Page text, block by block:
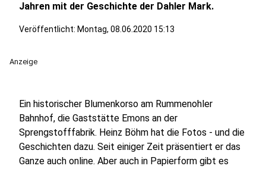
Jahren mit der Geschichte der Dahler Mark.
Veröffentlicht: Montag, 08.06.2020 15:13
Anzeige
Ein historischer Blumenkorso am Rummenohler
Bahnhof, die Gaststätte Emons an der
Sprengstofffabrik. Heinz Böhm hat die Fotos - und die
Geschichten dazu. Seit einiger Zeit präsentiert er das
Ganze auch online. Aber auch in Papierform gibt es